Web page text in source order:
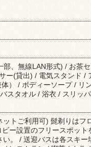
、無線LAN形式) / お茶
ー(貸出) / 電気スタンド /
） / ボディーソープ / リ
スタオル / 浴衣 / スリッ
トご利用可) 髭剃りはフ
ー設置のフリースポット
。 / 送迎バスは各スキー